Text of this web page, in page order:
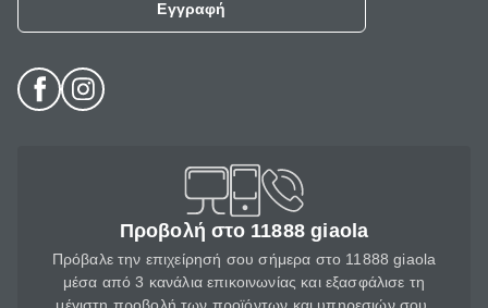
Εγγραφή
Προβολή στο 11888 giaola
Πρόβαλε την επιχείρησή σου σήμερα στο 11888 giaola
μέσα από 3 κανάλια επικοινωνίας και εξασφάλισε τη